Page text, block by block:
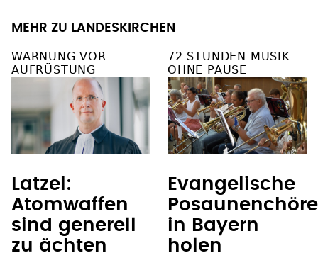
MEHR ZU LANDESKIRCHEN
WARNUNG VOR
AUFRÜSTUNG
Latzel:
Atomwaffen
sind generell
zu ächten
72 STUNDEN MUSIK
OHNE PAUSE
Evangelische
Posaunenchöre
in Bayern
holen